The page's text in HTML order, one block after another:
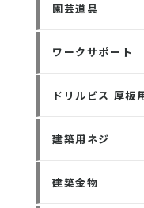
園芸道具
ワークサポート
ドリルビス 厚板
建築用ネジ
建築金物